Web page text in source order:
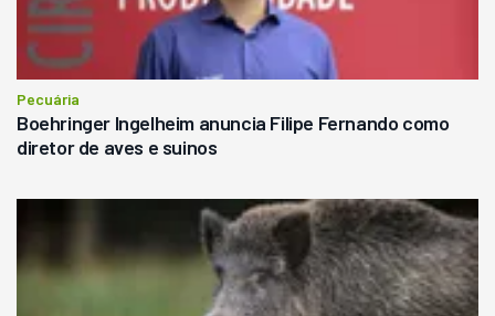
Pecuária
Boehringer Ingelheim anuncia Filipe Fernando como
diretor de aves e suinos